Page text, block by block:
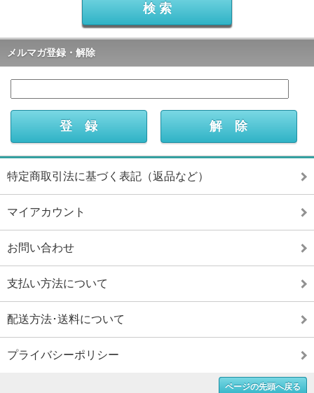
メルマガ登録・解除
特定商取引法に基づく表記（返品など）
マイアカウント
お問い合わせ
支払い方法について
配送方法･送料について
プライバシーポリシー
ページの先頭へ戻る